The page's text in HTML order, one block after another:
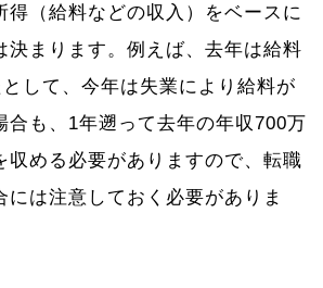
得（給料などの収入）をベースに
決まります。例えば、去年は給料
して、今年は失業により給料が
合も、1年遡って去年の年収700万
収める必要がありますので、転職
には注意しておく必要がありま